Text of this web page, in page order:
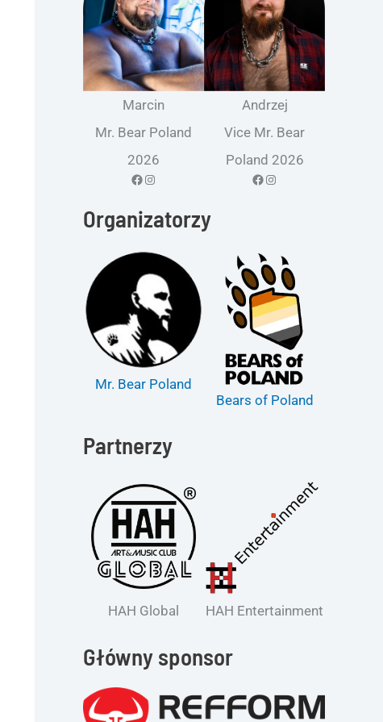
Marcin
Mr. Bear Poland
2026
Facebook Instagram
Andrzej
Vice Mr. Bear
Poland 2026
Facebook Instagram
Organizatorzy
Mr. Bear Poland
Bears of Poland
Partnerzy
HAH Global HAH Entertainment
Główny sponsor